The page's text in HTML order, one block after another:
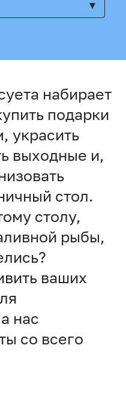
набирает
подарки
украсить
выходные и,
стол.
столу,
рыбы,
ваших
нас
со всего